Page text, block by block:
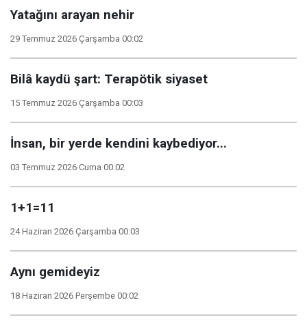
Yatağını arayan nehir
29 Temmuz 2026 Çarşamba 00:02
Bilâ kaydü şart: Terapötik siyaset
15 Temmuz 2026 Çarşamba 00:03
İnsan, bir yerde kendini kaybediyor...
03 Temmuz 2026 Cuma 00:02
1+1=11
24 Haziran 2026 Çarşamba 00:03
Aynı gemideyiz
18 Haziran 2026 Perşembe 00:02